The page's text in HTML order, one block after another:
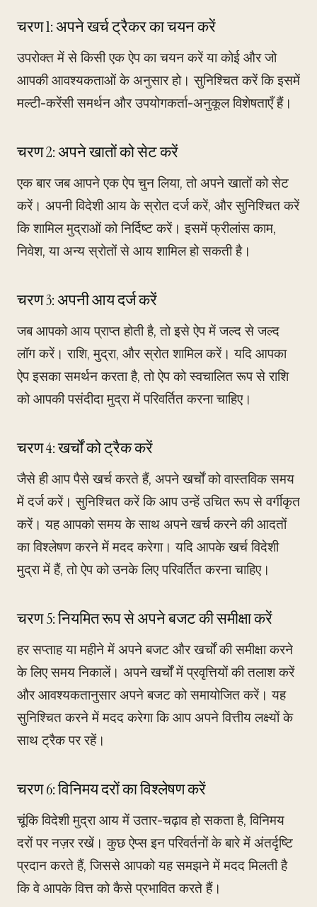
चरण 1: अपने खर्च ट्रैकर का चयन करें
उपरोक्त में से किसी एक ऐप का चयन करें या कोई और जो
आपकी आवश्यकताओं के अनुसार हो। सुनिश्चित करें कि इसमें
मल्टी-करेंसी समर्थन और उपयोगकर्ता-अनुकूल विशेषताएँ हैं।
चरण 2: अपने खातों को सेट करें
एक बार जब आपने एक ऐप चुन लिया, तो अपने खातों को सेट
करें। अपनी विदेशी आय के स्रोत दर्ज करें, और सुनिश्चित करें
कि शामिल मुद्राओं को निर्दिष्ट करें। इसमें फ्रीलांस काम,
निवेश, या अन्य स्रोतों से आय शामिल हो सकती है।
चरण 3: अपनी आय दर्ज करें
जब आपको आय प्राप्त होती है, तो इसे ऐप में जल्द से जल्द
लॉग करें। राशि, मुद्रा, और स्रोत शामिल करें। यदि आपका
ऐप इसका समर्थन करता है, तो ऐप को स्वचालित रूप से राशि
को आपकी पसंदीदा मुद्रा में परिवर्तित करना चाहिए।
चरण 4: खर्चों को ट्रैक करें
जैसे ही आप पैसे खर्च करते हैं, अपने खर्चों को वास्तविक समय
में दर्ज करें। सुनिश्चित करें कि आप उन्हें उचित रूप से वर्गीकृत
करें। यह आपको समय के साथ अपने खर्च करने की आदतों
का विश्लेषण करने में मदद करेगा। यदि आपके खर्च विदेशी
मुद्रा में हैं, तो ऐप को उनके लिए परिवर्तित करना चाहिए।
चरण 5: नियमित रूप से अपने बजट की समीक्षा करें
हर सप्ताह या महीने में अपने बजट और खर्चों की समीक्षा करने
के लिए समय निकालें। अपने खर्चों में प्रवृत्तियों की तलाश करें
और आवश्यकतानुसार अपने बजट को समायोजित करें। यह
सुनिश्चित करने में मदद करेगा कि आप अपने वित्तीय लक्ष्यों के
साथ ट्रैक पर रहें।
चरण 6: विनिमय दरों का विश्लेषण करें
चूंकि विदेशी मुद्रा आय में उतार-चढ़ाव हो सकता है, विनिमय
दरों पर नज़र रखें। कुछ ऐप्स इन परिवर्तनों के बारे में अंतर्दृष्टि
प्रदान करते हैं, जिससे आपको यह समझने में मदद मिलती है
कि वे आपके वित्त को कैसे प्रभावित करते हैं।